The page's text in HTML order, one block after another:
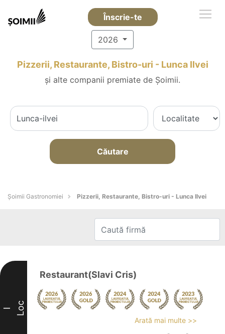
Înscrie-te
2026
Pizzerii, Restaurante, Bistro-uri - Lunca Ilvei
și alte companii premiate de Șoimii.
Căutare
Șoimii Gastronomiei Pizzerii, Restaurante, Bistro-uri - Lunca Ilvei
I Loc
Restaurant(Slavi Cris)
Arată mai multe >>